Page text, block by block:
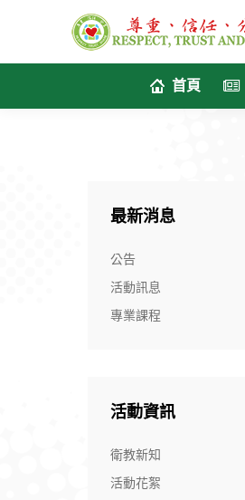
首頁
最新消息
公告
活動訊息
專業課程
活動資訊
衛教新知
活動花絮